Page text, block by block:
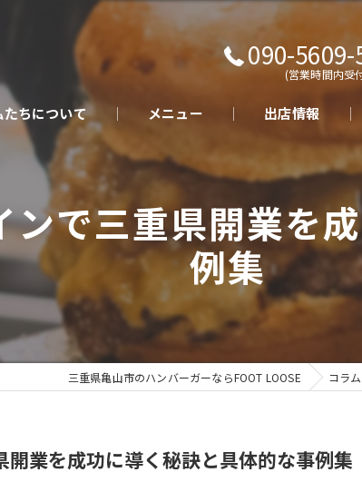
090-5609-
(営業時間内受
たちについて メニュー 出店情報
で三重県開業を
例集
三重県亀山市のハンバーガーならFOOT LOOSE コラム
業を成功に導く秘訣と具体的な事例集